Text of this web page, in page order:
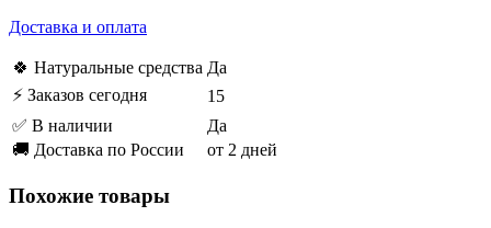
Доставка и оплата
🍀 Натуральные средства Да
⚡ Заказов сегодня
15
✅ В наличии
Да
🚚 Доставка по России
от 2 дней
Похожие товары